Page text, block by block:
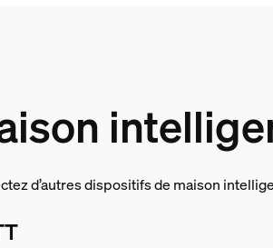
d’autres dispositifs de maison